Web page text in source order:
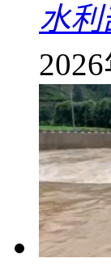
水